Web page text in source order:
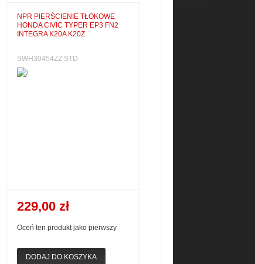
NPR PIERŚCIENIE TŁOKOWE
HONDA CIVIC TYPER EP3 FN2
INTEGRA K20A K20Z
SWH30454ZZ STD
229,00 zł
Oceń ten produkt jako pierwszy
DODAJ DO KOSZYKA